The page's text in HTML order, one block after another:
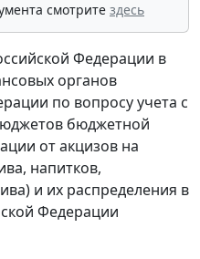
смотрите здесь
Федерации в
органов
по вопросу учета с
бюджетной
от акцизов на
напитков,
и их распределения в
Федерации